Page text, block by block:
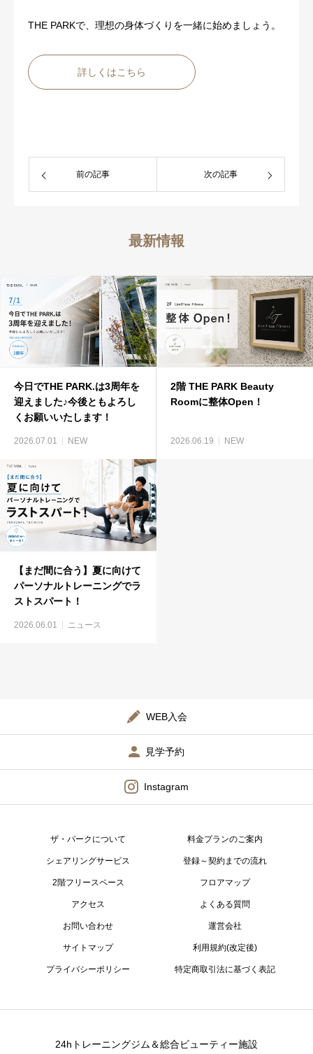
THE PARKで、理想の身体づくりを一緒に始めましょう。
詳しくはこちら
前の記事 次の記事
最新情報
今日でTHE PARK.は3周年を
迎えました♪今後ともよろし
くお願いいたします！
2026.07.01 NEW
2階 THE PARK Beauty
Roomに整体Open！
2026.06.19 NEW
【まだ間に合う】夏に向けて
パーソナルトレーニングでラ
ストスパート！
2026.06.01 ニュース
WEB入会
見学予約
Instagram
ザ・パークについて 料金プランのご案内
シェアリングサービス 登録～契約までの流れ
2階フリースペース フロアマップ
アクセス よくある質問
お問い合わせ 運営会社
サイトマップ 利用規約(改定後)
プライバシーポリシー 特定商取引法に基づく表記
24hトレーニングジム＆総合ビューティー施設